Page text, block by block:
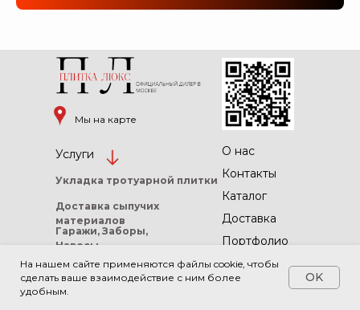
На нашем сайте применяются файлы cookie, чтобы
сделать ваше взаимодействие с ним более
удобным.
OK
О нас
Доставка
Контакты
Услуги
Каталог
Портфолио
Укладка тротуарной плитки
Доставка сыпучих
материалов
Гаражи, Заборы,
Навесы
домов
Бетонная
стяжка
Мы на карте